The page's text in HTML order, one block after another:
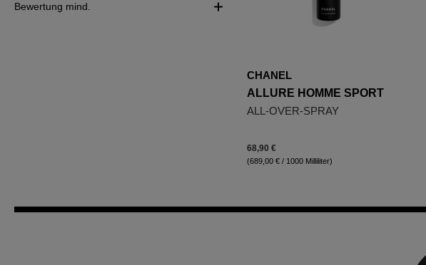
Bewertung mind.
CHANEL
ALLURE HOMME SPORT
ALL-OVER-SPRAY
68,90 €
(689,00 € / 1000 Milliliter)